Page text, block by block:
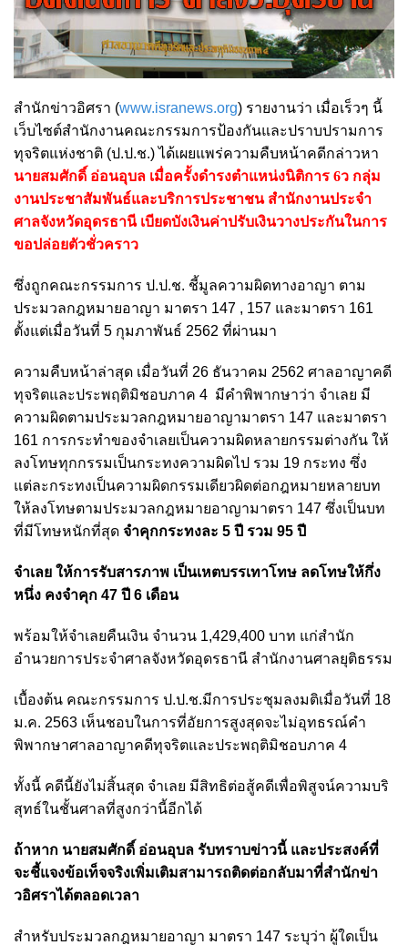
สำนักข่าวอิศรา (www.isranews.org) รายงานว่า เมื่อเร็วๆ นี้
เว็บไซต์สำนักงานคณะกรรมการป้องกันและปราบปรามการ
ทุจริตแห่งชาติ (ป.ป.ช.) ได้เผยแพร่ความคืบหน้าคดีกล่าวหา
นายสมศักดิ์ อ่อนอุบล เมื่อครั้งดำรงตำแหน่งนิติการ 6ว กลุ่ม
งานประชาสัมพันธ์และบริการประชาชน สำนักงานประจำ
ศาลจังหวัดอุดรธานี เบียดบังเงินค่าปรับเงินวางประกันในการ
ขอปล่อยตัวชั่วคราว
ซึ่งถูกคณะกรรมการ ป.ป.ช. ชี้มูลความผิดทางอาญา ตาม
ประมวลกฎหมายอาญา มาตรา 147 , 157 และมาตรา 161
ตั้งแต่เมื่อวันที่ 5 กุมภาพันธ์ 2562 ที่ผ่านมา
ความคืบหน้าล่าสุด เมื่อวันที่ 26 ธันวาคม 2562 ศาลอาญาคดี
ทุจริตและประพฤติมิชอบภาค 4 มีคำพิพากษาว่า จำเลย มี
ความผิดตามประมวลกฎหมายอาญามาตรา 147 และมาตรา
161 การกระทำของจำเลยเป็นความผิดหลายกรรมต่างกัน ให้
ลงโทษทุกกรรมเป็นกระทงความผิดไป รวม 19 กระทง ซึ่ง
แต่ละกระทงเป็นความผิดกรรมเดียวผิดต่อกฎหมายหลายบท
ให้ลงโทษตามประมวลกฎหมายอาญามาตรา 147 ซึ่งเป็นบท
ที่มีโทษหนักที่สุด จำคุกกระทงละ 5 ปี รวม 95 ปี
จำเลย ให้การรับสารภาพ เป็นเหตบรรเทาโทษ ลดโทษให้กึ่ง
หนึ่ง คงจำคุก 47 ปี 6 เดือน
พร้อมให้จำเลยคืนเงิน จำนวน 1,429,400 บาท แก่สำนัก
อำนวยการประจำศาลจังหวัดอุดรธานี สำนักงานศาลยุติธรรม
เบื้องต้น คณะกรรมการ ป.ป.ช.มีการประชุมลงมติเมื่อวันที่ 18
ม.ค. 2563 เห็นชอบในการที่อัยการสูงสุดจะไม่อุทธรณ์คำ
พิพากษาศาลอาญาคดีทุจริตและประพฤติมิชอบภาค 4
ทั้งนี้ คดีนี้ยังไม่สิ้นสุด จำเลย มีสิทธิต่อสู้คดีเพื่อพิสูจน์ความบริ
สุทธ์ในชั้นศาลที่สูงกว่านี้อีกได้
ถ้าหาก นายสมศักดิ์ อ่อนอุบล รับทราบข่าวนี้ และประสงค์ที่
จะชี้แจงข้อเท็จจริงเพิ่มเติมสามารถติดต่อกลับมาที่สำนักข่า
วอิศราได้ตลอดเวลา
สำหรับประมวลกฎหมายอาญา มาตรา 147 ระบุว่า ผู้ใดเป็น